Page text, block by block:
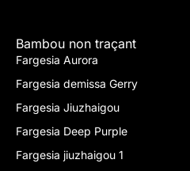
Bambou non traçant
Fargesia Aurora
Fargesia demissa Gerry
Fargesia Jiuzhaigou
Fargesia Deep Purple
Fargesia jiuzhaigou 1